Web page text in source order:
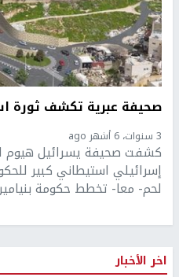
صحيفة عبرية تكشف ثورة
3 سنوات، 6 أشهر ago
كشفت صحيفة يسرائيل هيوم
إسرائيلي استيطاني كبير
لحم- معا- تخطط حكومة
اخر الأخبار